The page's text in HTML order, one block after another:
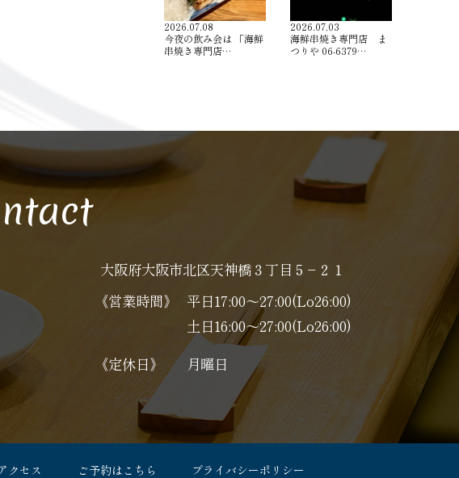
2026.07.08
今夜の飲み会は 「海鮮
串焼き専門店…
2026.07.03
海鮮串焼き専門店 ま
つりや 06-6379…
大阪府大阪市北区天神橋３丁目５−２１
《営業時間》
平日17:00～27:00(Lo26:00)
土日16:00～27:00(Lo26:00)
《定休日》
月曜日
クセス ご予約はこちら プライバシーポリシー